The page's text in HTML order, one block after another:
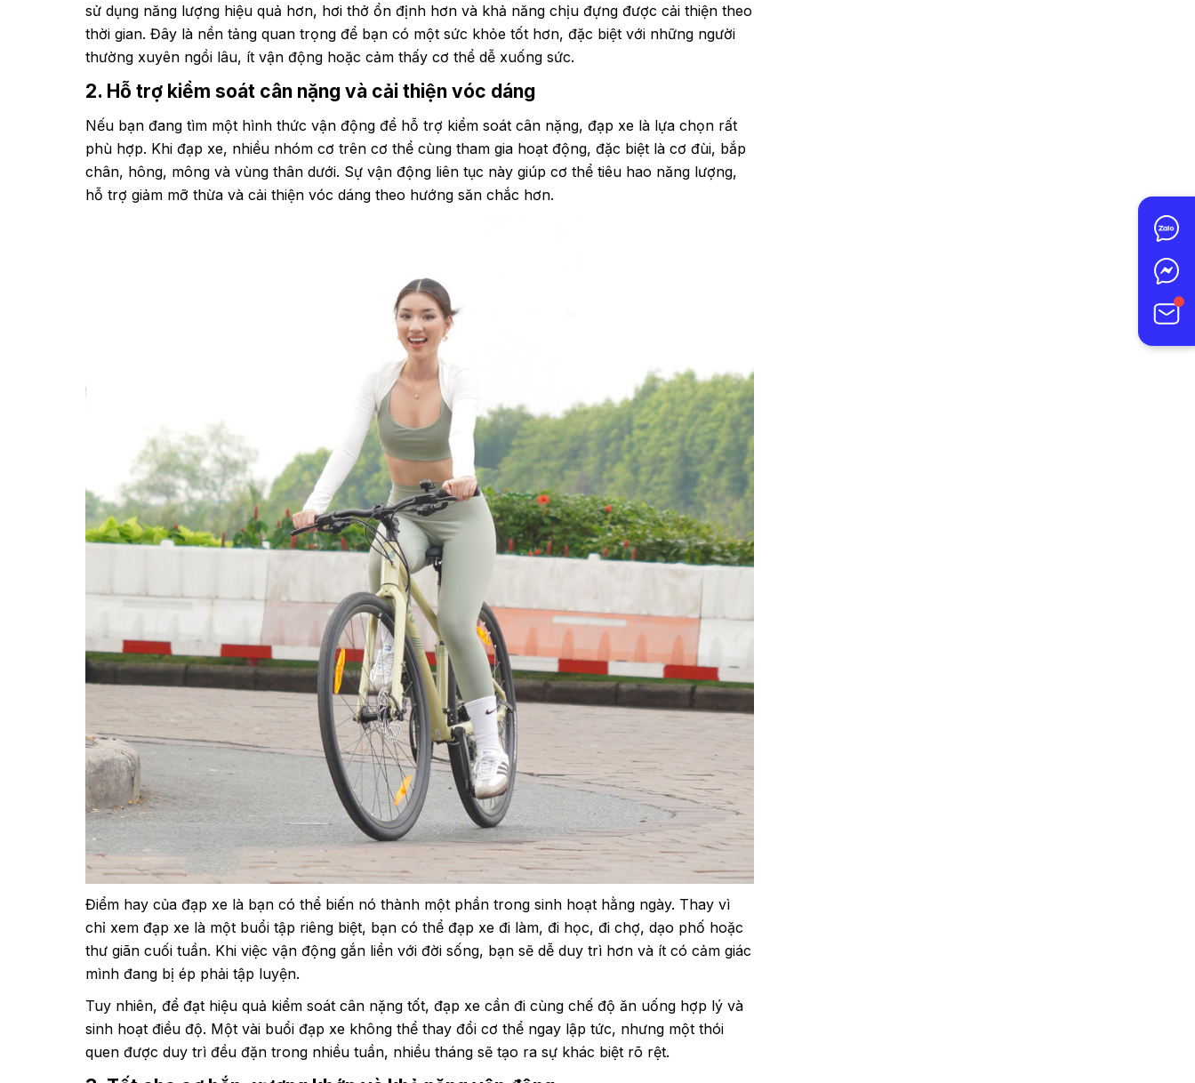
sử dụng năng lượng hiệu quả hơn, hơi thở ổn định hơn và khả năng chịu đựng được cải thiện theo
thời gian. Đây là nền tảng quan trọng để bạn có một sức khỏe tốt hơn, đặc biệt với những người
thường xuyên ngồi lâu, ít vận động hoặc cảm thấy cơ thể dễ xuống sức.
2. Hỗ trợ kiểm soát cân nặng và cải thiện vóc dáng
Nếu bạn đang tìm một hình thức vận động để hỗ trợ kiểm soát cân nặng, đạp xe là lựa chọn rất
phù hợp. Khi đạp xe, nhiều nhóm cơ trên cơ thể cùng tham gia hoạt động, đặc biệt là cơ đùi, bắp
chân, hông, mông và vùng thân dưới. Sự vận động liên tục này giúp cơ thể tiêu hao năng lượng,
hỗ trợ giảm mỡ thừa và cải thiện vóc dáng theo hướng săn chắc hơn.
Điểm hay của đạp xe là bạn có thể biến nó thành một phần trong sinh hoạt hằng ngày. Thay vì
chỉ xem đạp xe là một buổi tập riêng biệt, bạn có thể đạp xe đi làm, đi học, đi chợ, dạo phố hoặc
thư giãn cuối tuần. Khi việc vận động gắn liền với đời sống, bạn sẽ dễ duy trì hơn và ít có cảm giác
mình đang bị ép phải tập luyện.
Tuy nhiên, để đạt hiệu quả kiểm soát cân nặng tốt, đạp xe cần đi cùng chế độ ăn uống hợp lý và
sinh hoạt điều độ. Một vài buổi đạp xe không thể thay đổi cơ thể ngay lập tức, nhưng một thói
quen được duy trì đều đặn trong nhiều tuần, nhiều tháng sẽ tạo ra sự khác biệt rõ rệt.